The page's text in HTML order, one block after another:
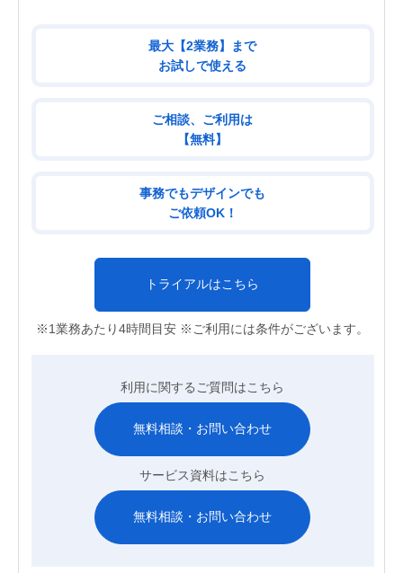
最大【2業務】まで
お試しで使える
ご相談、ご利用は
【無料】
事務でもデザインでも
ご依頼OK！
トライアルはこちら
※1業務あたり4時間目安 ※ご利用には条件がございます。
利用に関するご質問はこちら
無料相談・お問い合わせ
サービス資料はこちら
無料相談・お問い合わせ